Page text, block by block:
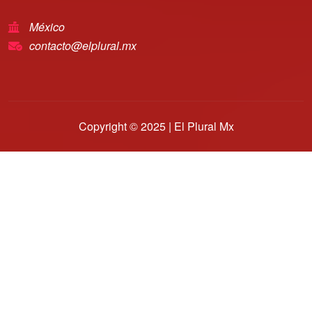
México
contacto@elplural.mx
Copyright © 2025 | El Plural Mx